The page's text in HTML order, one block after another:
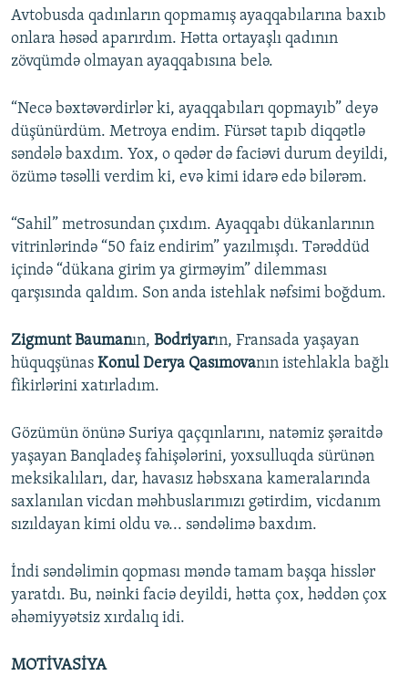
Avtobusda qadınların qopmamış ayaqqabılarına baxıb
onlara həsəd aparırdım. Hətta ortayaşlı qadının
zövqümdə olmayan ayaqqabısına belə.
“Necə bəxtəvərdirlər ki, ayaqqabıları qopmayıb” deyə
düşünürdüm. Metroya endim. Fürsət tapıb diqqətlə
səndələ baxdım. Yox, o qədər də faciəvi durum deyildi,
özümə təsəlli verdim ki, evə kimi idarə edə bilərəm.
“Sahil” metrosundan çıxdım. Ayaqqabı dükanlarının
vitrinlərində “50 faiz endirim” yazılmışdı. Tərəddüd
içində “dükana girim ya girməyim” dilemması
qarşısında qaldım. Son anda istehlak nəfsimi boğdum.
Zigmunt Baumanın, Bodriyarın, Fransada yaşayan
hüquqşünas Konul Derya Qasımovanın istehlakla bağlı
fikirlərini xatırladım.
Gözümün önünə Suriya qaçqınlarını, natəmiz şəraitdə
yaşayan Banqladeş fahişələrini, yoxsulluqda sürünən
meksikalıları, dar, havasız həbsxana kameralarında
saxlanılan vicdan məhbuslarımızı gətirdim, vicdanım
sızıldayan kimi oldu və... səndəlimə baxdım.
İndi səndəlimin qopması məndə tamam başqa hisslər
yaratdı. Bu, nəinki faciə deyildi, hətta çox, həddən çox
əhəmiyyətsiz xırdalıq idi.
MOTİVASİYA